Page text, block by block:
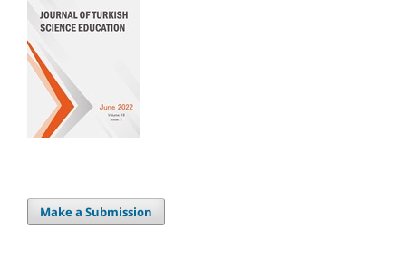
Make a Submission